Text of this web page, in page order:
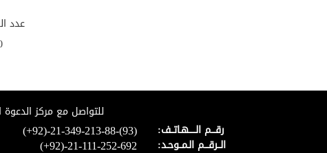
عدد
للتواصل مع مركز الدعوة
(+92)-21-349-213-88-(93) رقـــم الـــــهـاتــف:
(+92)-21-111-252-692 الــرقـــم الـمــوحـد: